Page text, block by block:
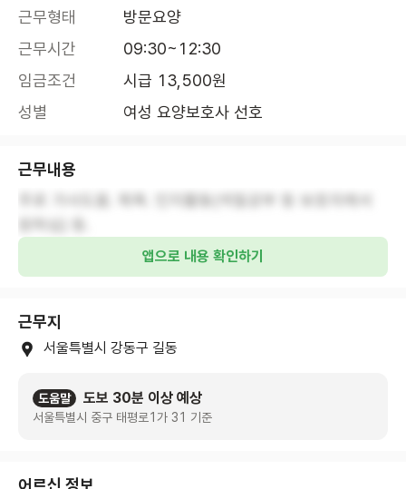
근무형태
방문요양
근무시간
09:30~12:30
임금조건
시급 13,500원
성별
여성 요양보호사 선호
근무내용
앱으로 내용 확인하기
근무지
서울특별시 강동구 길동
도움말 도보 30분 이상 예상
서울특별시 중구 태평로1가 31 기준
어르신 정보